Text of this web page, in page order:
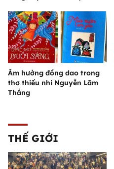
Âm hưởng đồng dao trong
thơ thiếu nhi Nguyễn Lãm
Thắng
THẾ GIỚI